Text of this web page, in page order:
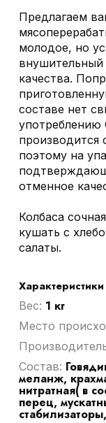
Предлагаем
молодое, но
внушительный
качества.
составе нет
производится
поэтому на
отменное
Колбаса
кушать с
салаты.
Характеристики
Вес: 1 кг
Место
Cостав:
меланж,
нитратная( в
перец,